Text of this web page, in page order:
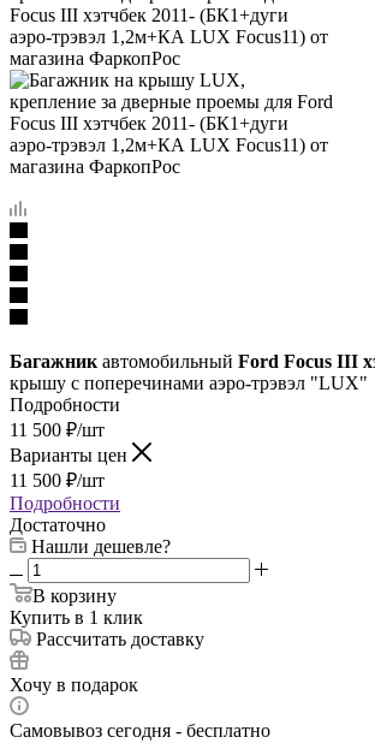
Багажник автомобильный Ford Focus III
крышу с поперечинами аэро-трэвэл "LUX"
Подробности
11 500 ₽/шт
Варианты цен
11 500 ₽/шт
Подробности
Достаточно
Нашли дешевле?
В корзину
Купить в 1 клик
Рассчитать доставку
Хочу в подарок
Самовывоз сегодня - бесплатно